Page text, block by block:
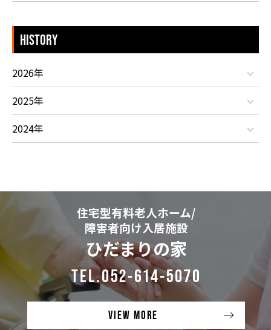
HISTORY
2026年
2025年
2024年
住宅型有料老人ホーム/
障害者向け入居施設
ひだまりの家
TEL.052-614-5070
VIEW MORE